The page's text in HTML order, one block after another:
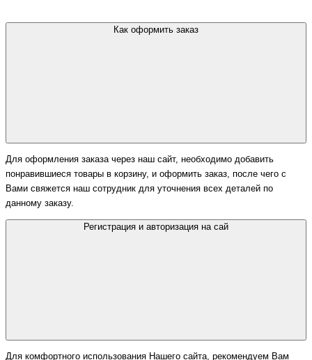
Как оформить заказ
Для оформления заказа через наш сайт, необходимо добавить
понравившиеся товары в корзину, и оформить заказ, после чего с
Вами свяжется наш сотрудник для уточнения всех деталей по
данному заказу.
Регистрация и авторизация на сай
Для комфортного использования Нашего сайта, рекомендуем Вам